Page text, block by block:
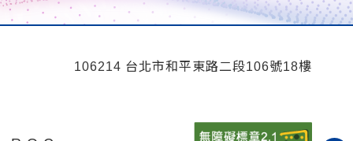
106214 台北市和平東路二段106號18樓